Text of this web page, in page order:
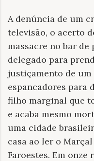
A denúncia de um
televisão, o acerto
massacre no bar
delegado para
justiçamento de
espancadores para
filho marginal que
e acaba mesmo
uma cidade
casa ao ler o
Faroestes. Em onze